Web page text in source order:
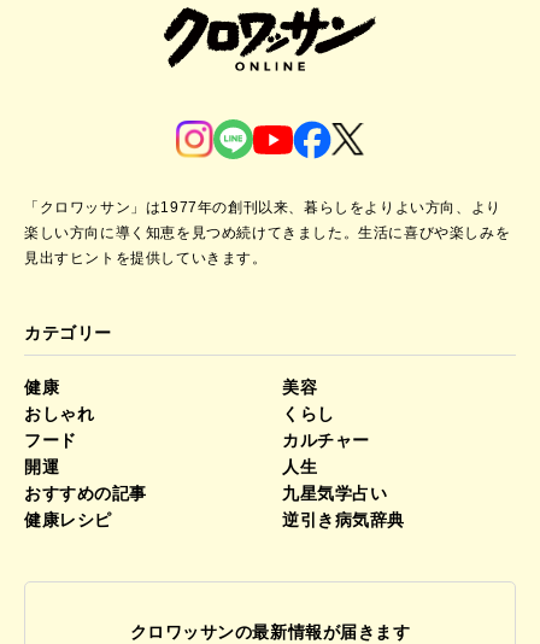
「クロワッサン」は1977年の創刊以来、暮らしをよりよい方向、より
楽しい方向に導く知恵を見つめ続けてきました。生活に喜びや楽しみを
見出すヒントを提供していきます。
カテゴリー
健康
美容
おしゃれ
くらし
フード
カルチャー
開運
人生
おすすめの記事
九星気学占い
健康レシピ
逆引き病気辞典
クロワッサンの最新情報が届きます